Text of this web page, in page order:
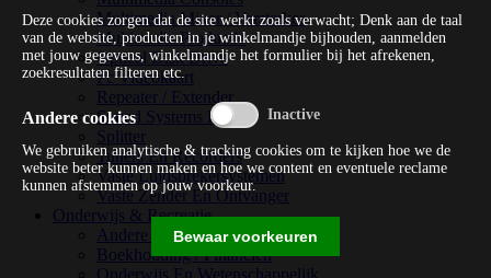
Multimedia Mixer / Versterker
Multimedia Productie
Optical Disk Drive
Pc Videokaart
Repeater / Extender
Sound Systems Hi-fi
Splitter
Tuners En Recorders
Vaste Luidsprekersystemen
Vaste Zender En Ontvanger
Onderwijs & Recreatie
Andere Beveiligingssoftware
Boekhouding / Financiën
Deze cookies zorgen dat de site werkt zoals verwacht; Denk aan de taal
van de website, producten in je winkelmandje bijhouden, aanmelden
met jouw gegevens, winkelmandje het formulier bij het afrekenen,
zoekresultaten filteren etc.
Andere cookies
We gebruiken analytische & tracking cookies om te kijken hoe we de
website beter kunnen maken en hoe we content en eventuele reclame
kunnen afstemmen op jouw voorkeur.
Bewaar voorkeuren